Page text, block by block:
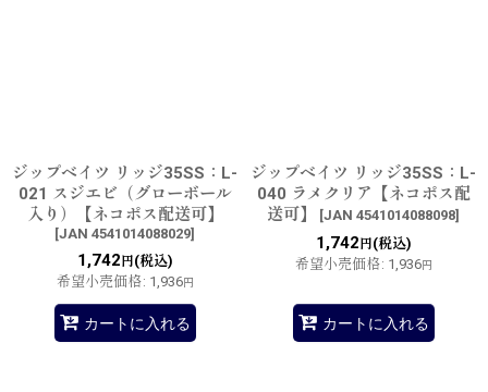
ジップベイツ リッジ35SS：L-
021 スジエビ（グローボール
入り）【ネコポス配送可】
[JAN 4541014088029]
1,742 円(税込)
希望小売価格: 1,936円
カートに入れる
ジップベイツ リッジ35SS：L-
040 ラメクリア【ネコポス配
送可】
[JAN 4541014088098]
1,742 円(税込)
希望小売価格: 1,936円
カートに入れる